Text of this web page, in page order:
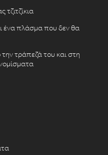
ένα πλάσμα που δεν θα
τράπεζά του και στη